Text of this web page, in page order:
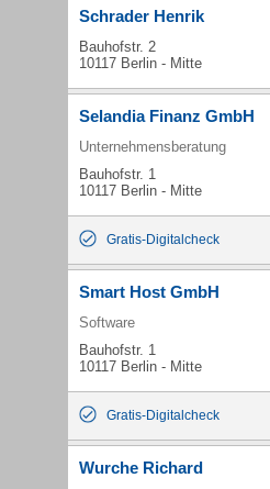
Schrader Henrik
Bauhofstr. 2
10117 Berlin - Mitte
Selandia Finanz GmbH
Unternehmensberatung
Bauhofstr. 1
10117 Berlin - Mitte
Gratis-Digitalcheck
Smart Host GmbH
Software
Bauhofstr. 1
10117 Berlin - Mitte
Gratis-Digitalcheck
Wurche Richard